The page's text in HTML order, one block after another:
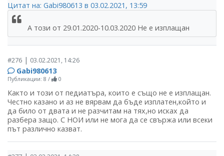
Цитат на: Gabi980613 в 03.02.2021, 13:59
А този от 29.01.2020-10.03.2020 Не е изплащан
#276 | 03.02.2021, 14:26
Gabi980613
Публикации: 8 / 0
Както и този от педиатъра, които е също не е изплащан.
Честно казано и аз не вярвам да бъде изплатен,който и
да било от двата и не разчитам на тях,но исках да
разбера защо. С НОИ или не мога да се свържа или всеки
път различно казват.